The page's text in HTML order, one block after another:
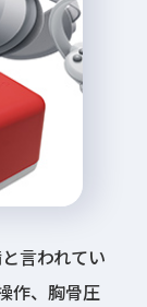
言われてい
作、胸骨圧